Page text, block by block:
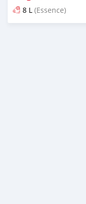
8 L (Essence)